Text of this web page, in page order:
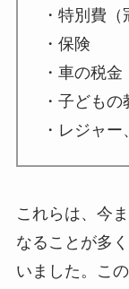
・特別費（
・保険
・車の税金
・子どもの
・レジャ
これらは、今
なることが多
いました。こ